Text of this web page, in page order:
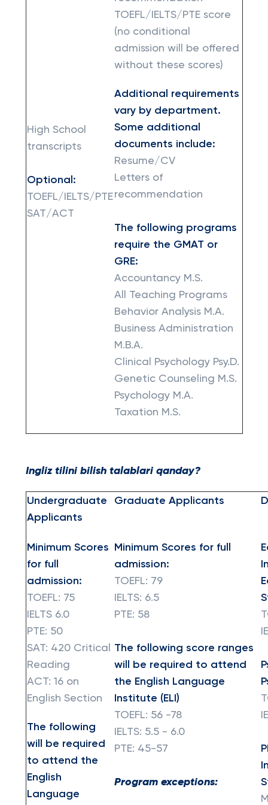
High School
transcripts
Optional:
TOEFL/IELTS/PTE
SAT/ACT
TOEFL/IELTS/PTE score
(no conditional
admission will be offered
without these scores)
Additional requirements
vary by department.
Some additional
documents include:
Resume/CV
Letters of
recommendation
The following programs
require the GMAT or
GRE:
Accountancy M.S.
All Teaching Programs
Behavior Analysis M.A.
Business Administration
M.B.A.
Clinical Psychology Psy.D.
Genetic Counseling M.S.
Psychology M.A.
Taxation M.S.
Ingliz tilini bilish talablari qanday?
Undergraduate
Applicants
Graduate Applicants
Minimum Scores
for full
admission:
TOEFL: 75
IELTS 6.0
PTE: 50
SAT: 420 Critical
Reading
ACT: 16 on
English Section
The following
will be required
to attend the
English
Language
Minimum Scores for full
admission:
TOEFL: 79
IELTS: 6.5
PTE: 58
The following score ranges
will be required to attend
the English Language
Institute (ELI)
TOEFL: 56 -78
IELTS: 5.5 - 6.0
PTE: 45-57
Program exceptions: